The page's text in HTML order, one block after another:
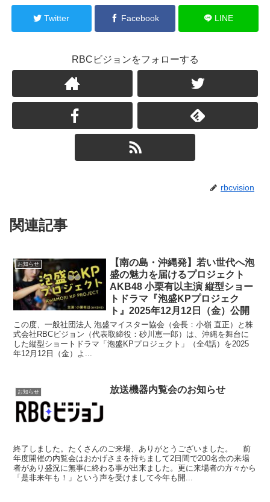
Twitter Facebook LINE
RBCビジョンをフォローする
rbcvision
関連記事
お知らせ
【南の島・沖縄発】若い世代へ泡
盛の魅力を届けるプロジェクト
AKB48 小栗有以主演 縦型ショー
トドラマ『泡盛KPプロジェク
ト』2025年12月12日（金）公開
この度、一般社団法人 泡盛マイスター協会（会長：小嶺 直正）と株
式会社RBCビジョン（代表取締役：砂川恵一郎）は、沖縄を舞台に
した縦型ショートドラマ「泡盛KPプロジェクト」（全4話）を2025
年12月12日（金）よ...
お知らせ 放送機器内覧会のお知らせ
終了しました。たくさんのご来場、ありがとうございました。 前
年度開催の内覧会はおかげさまを持ちまして2日間で200名余の来場
者があり盛況に無事に終わる事が出来ました。更に来場者の方々から
「是非来年も！」という声を受けまして今年も開...